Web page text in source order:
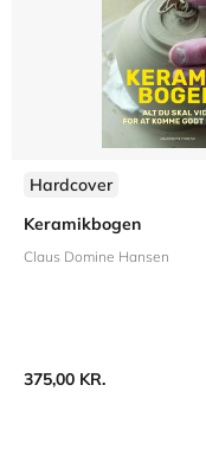
Hardcover
Keramikbogen
Claus Domine Hansen
375,00 KR.